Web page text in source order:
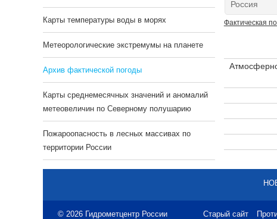
Фактическая
Карты температуры воды в морях
Метеорологические экстремумы на планете
Архив фактической погоды
Карты среднемесячных значений и аномалий
метеовеличин по Северному полушарию
Пожароопасность в лесных массивах по
территории России
© 2026 Гидрометцентр России Старый сайт